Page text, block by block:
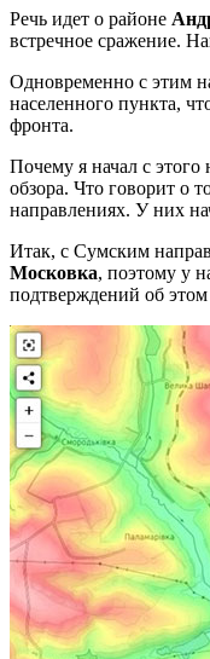
Речь идет о районе
встречное сражение.
Одновременно с этим
населенного пункта,
фронта.
Почему я начал с
обзора. Что говорит о
направлениях. У них
Итак, с Сумским
Московка, поэтому у
подтверждений об этом